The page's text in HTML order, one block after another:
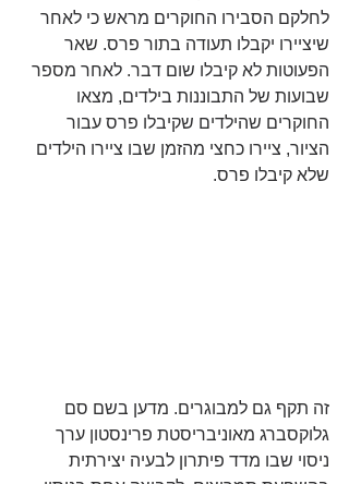
לחלקם הסבירו החוקרים מראש כי לאחר
שיציירו יקבלו תעודה בתור פרס. שאר
הפעוטות לא קיבלו שום דבר. לאחר מספר
שבועות של התבוננות בילדים, מצאו
החוקרים שהילדים שקיבלו פרס עבור
הציור, ציירו כחצי מהזמן שבו ציירו הילדים
שלא קיבלו פרס.
זה תקף גם למבוגרים. מדען בשם סם
גלוקסברג מאוניבריסטת פרינסטון ערך
ניסוי שבו מדד פיתרון לבעיה יצירתית